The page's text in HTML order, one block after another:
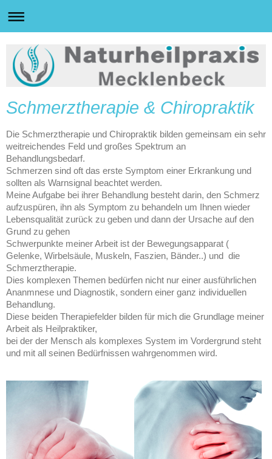
Schmerztherapie & Chiropraktik
Die Schmerztherapie und Chiropraktik bilden gemeinsam ein sehr
weitreichendes Feld und großes Spektrum an
Behandlungsbedarf.
Schmerzen sind oft das erste Symptom einer Erkrankung und
sollten als Warnsignal beachtet werden.
Meine Aufgabe bei ihrer Behandlung besteht darin, den Schmerz
aufzuspüren, ihn als Symptom zu behandeln um Ihnen wieder
Lebensqualität zurück zu geben und dann der Ursache auf den
Grund zu gehen
Schwerpunkte meiner Arbeit ist der Bewegungsapparat (
Gelenke, Wirbelsäule, Muskeln, Faszien, Bänder..) und die
Schmerztherapie.
Dies komplexen Themen bedürfen nicht nur einer ausführlichen
Ananmnese und Diagnostik, sondern einer ganz individuellen
Behandlung.
Diese beiden Therapiefelder bilden für mich die Grundlage meiner
Arbeit als Heilpraktiker,
bei der der Mensch als komplexes System im Vordergrund steht
und mit all seinen Bedürfnissen wahrgenommen wird.